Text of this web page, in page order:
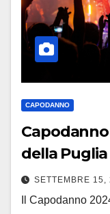
CAPODANNO
della Puglia
SETTEMBRE 15,
Il Capodanno